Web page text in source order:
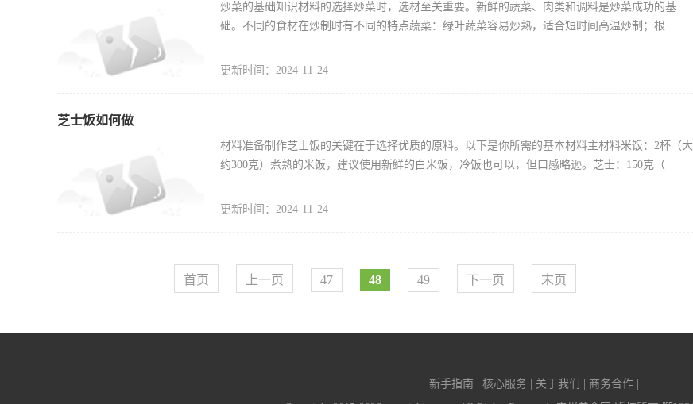
炒菜的基础知识材料的选择炒菜时，选材至关重要。新鲜的蔬菜、肉类和调料是炒菜成功的基
础。不同的食材在炒制时有不同的特点蔬菜：绿叶蔬菜容易炒熟，适合短时间高温炒制；根
更新时间：2024-11-24
芝士饭如何做
材料准备制作芝士饭的关键在于选择优质的原料。以下是你所需的基本材料主材料米饭：2杯（大
约300克）煮熟的米饭，建议使用新鲜的白米饭，冷饭也可以，但口感略逊。芝士：150克（
更新时间：2024-11-24
首页 上一页 47 48 49 下一页 末页
新手指南 | 核心服务 | 关于我们 | 商务合作 |